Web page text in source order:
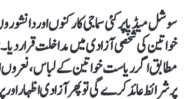
سوشل میڈیا پر کئی سماجی کارکنوں اور
خواتین کی شخصی آزادی میں مداخلت قرار
مطابق اگر ریاست خواتین کے لباس، نعروں
پر شرائط عائد کرے گی تو پھر آزادی اظہار اور